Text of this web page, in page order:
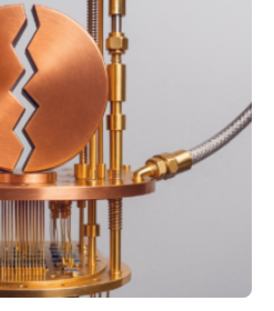
hatte man jahrzehntelang
den passenden
worden, 2024 gelang
mit Unterstützung
entscheidende Durchbruch:
Kernübergang wurde
man zeigen, dass sich
lässt, um hochpräzise…